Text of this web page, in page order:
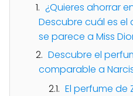
¿Quieres ahorrar
Descubre cuál es
se parece a Miss
Descubre el
comparable a
El perfume de